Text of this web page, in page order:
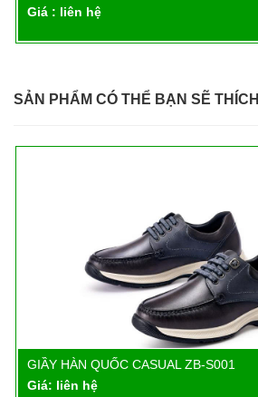
Giá : liên hệ
SẢN PHẨM CÓ THỂ BẠN SẼ THÍCH
Chi tiết
GIẦY HÀN QUỐC CASUAL ZB-S001
Giá: liên hệ